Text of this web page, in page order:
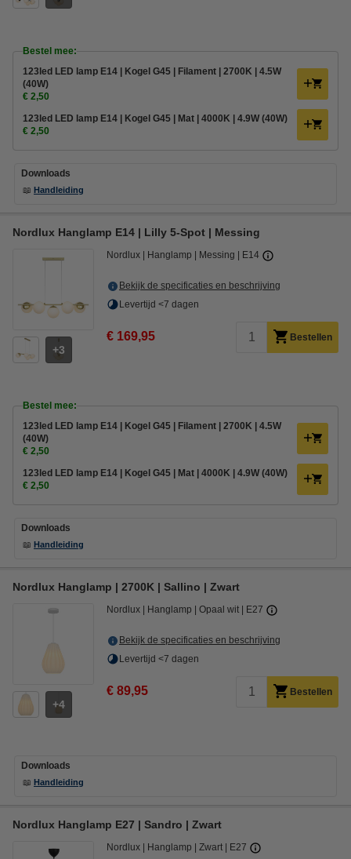
Bestel mee:
123led LED lamp E14 | Kogel G45 | Filament | 2700K | 4.5W
(40W)
€ 2,50
123led LED lamp E14 | Kogel G45 | Mat | 4000K | 4.9W (40W)
€ 2,50
Downloads
📖 Handleiding
Nordlux Hanglamp E14 | Lilly 5-Spot | Messing
3
Nordlux Hanglamp Messing E14
Bekijk de specificaties en beschrijving
Levertijd <7 dagen
€ 169,95 Bestellen
Bestel mee:
123led LED lamp E14 | Kogel G45 | Filament | 2700K | 4.5W
(40W)
€ 2,50
123led LED lamp E14 | Kogel G45 | Mat | 4000K | 4.9W (40W)
€ 2,50
Downloads
📖 Handleiding
Nordlux Hanglamp | 2700K | Sallino | Zwart
4
Nordlux Hanglamp Opaal wit E27
Bekijk de specificaties en beschrijving
Levertijd <7 dagen
€ 89,95 Bestellen
Downloads
📖 Handleiding
Nordlux Hanglamp E27 | Sandro | Zwart
Nordlux Hanglamp Zwart E27